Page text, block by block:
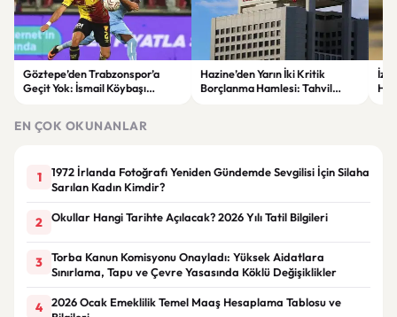
Göztepe’den Trabzonspor’a
Geçit Yok: İsmail Köybaşı
Hazine’den Yarın İki Kritik
Borçlanma Hamlesi: Tahvil
EN ÇOK OKUNANLAR
1
1972 İrlanda Fotoğrafı Yeniden Gündemde Sevgilisi İçin Silaha
Sarılan Kadın Kimdir?
2 Okullar Hangi Tarihte Açılacak? 2026 Yılı Tatil Bilgileri
3
Torba Kanun Komisyonu Onayladı: Yüksek Aidatlara
Sınırlama, Tapu ve Çevre Yasasında Köklü Değişiklikler
4
2026 Ocak Emeklilik Temel Maaş Hesaplama Tablosu ve